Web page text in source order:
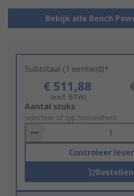
Bekijk alle Bench
Subtotaal (1 eenheid)*
€ 511,88
(excl. BTW)
Add
to
Basket
Aantal stuks
selecteer of typ hoeveelheid
Controleer
Bestellen